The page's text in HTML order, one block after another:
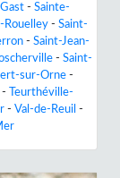
- Sainte-
Rouelley - Saint-
- Saint-Jean-
- Saint-
sur-Orne -
-
Teurthéville-
- Val-de-Reuil -